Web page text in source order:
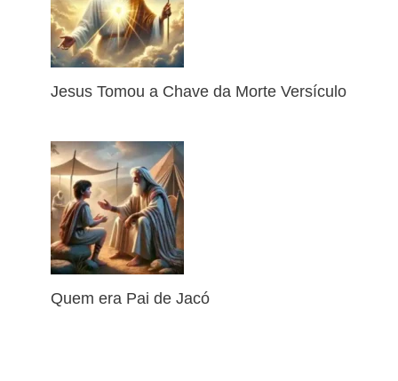
Jesus Tomou a Chave da Morte Versículo
Quem era Pai de Jacó